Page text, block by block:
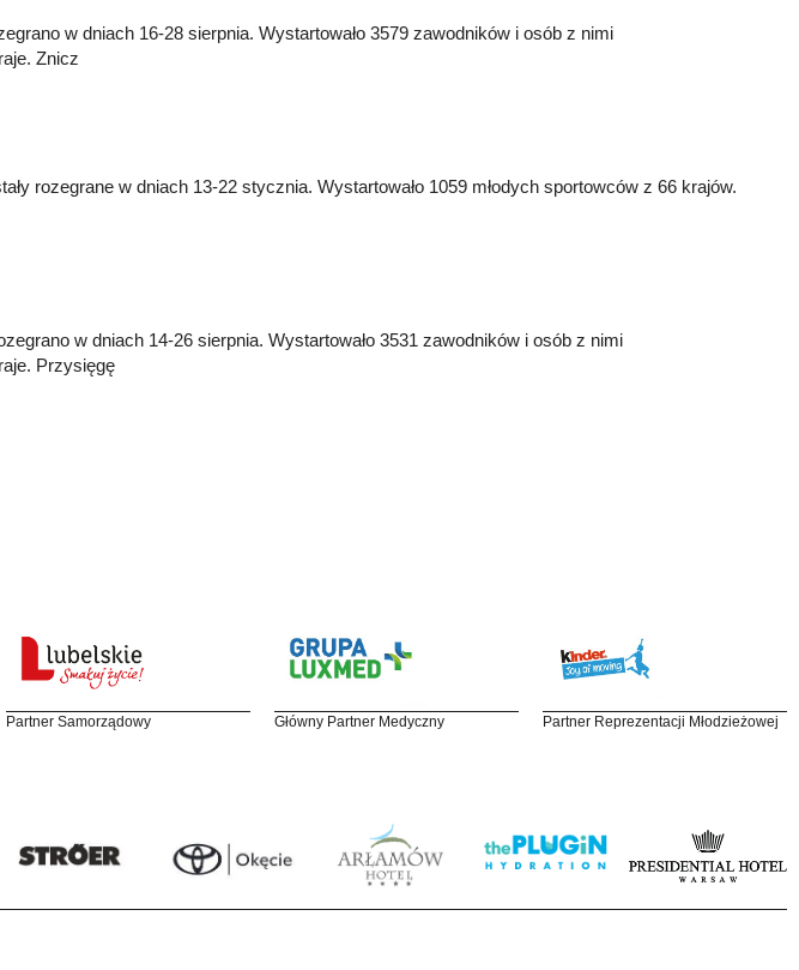
w dniach 16-28 sierpnia. Wystartowało 3579 zawodników i osób z nimi
Znicz
rozegrane w dniach 13-22 stycznia. Wystartowało 1059 młodych sportowców z 66 krajów.
w dniach 14-26 sierpnia. Wystartowało 3531 zawodników i osób z nimi
Przysięgę
Partner Samorządowy Główny Partner Medyczny Partner Reprezentacji Młodzieżowej